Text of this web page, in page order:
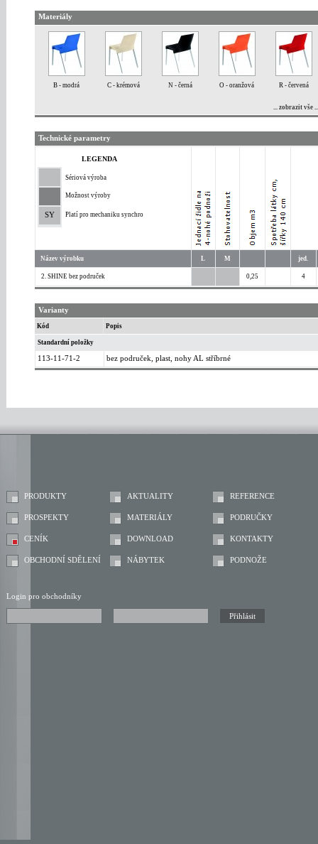
Materiály
B - modrá C - krémová N - černá O - oranžová R - červená
... zobrazit vše ...
Technické parametry
LEGENDA
SY
Sériová výroba
Možnost výroby
Platí pro mechaniku synchro
Název výrobku L M jed.
2. SHINE bez područek 0,25 4
Varianty
Kód Popis
Standardní položky
113-11-71-2 bez područek, plast, nohy AL stříbrné
PRODUKTY AKTUALITY REFERENCE
PROSPEKTY MATERIÁLY PODRUČKY
CENÍK DOWNLOAD KONTAKTY
OBCHODNÍ SDĚLENÍ NÁBYTEK PODNOŽE
Login pro obchodníky